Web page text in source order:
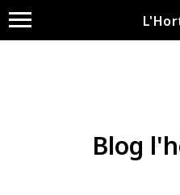
Blog